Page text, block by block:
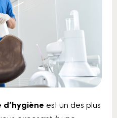
d’hygiène est un des plus